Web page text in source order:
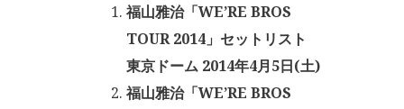
福山雅治「WE’RE BROS
TOUR 2014」セットリスト
東京ドーム 2014年4月5日(土)
福山雅治「WE’RE BROS